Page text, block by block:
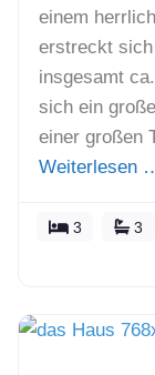
einem
erstreckt
insgesamt
sich ein
einer großen
Weiterlesen
3 3